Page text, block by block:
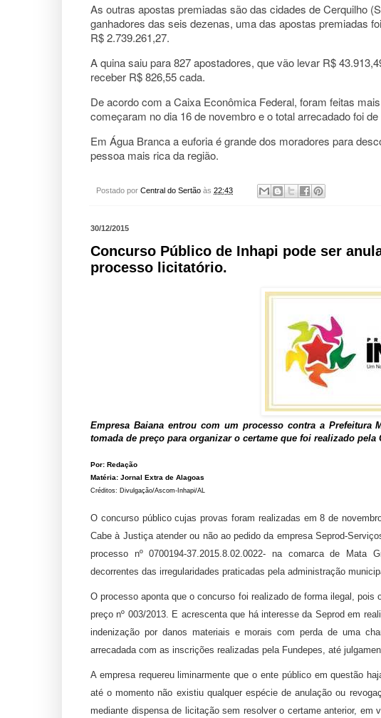
As outras apostas premiadas são das cidades de Cerquilho
ganhadores das seis dezenas, uma das apostas premiadas
R$ 2.739.261,27.
A quina saiu para 827 apostadores, que vão levar R$
receber R$ 826,55 cada.
De acordo com a Caixa Econômica Federal, foram feitas
começaram no dia 16 de novembro e o total arrecadado foi
Em Água Branca a euforia é grande dos moradores para
pessoa mais rica da região.
Postado por Central do Sertão às 22:43
30/12/2015
Concurso Público de Inhapi pode ser
processo licitatório.
Empresa Baiana entrou com um processo contra a Prefeitura
tomada de preço para organizar o certame que foi realizado pela
Por: Redação
Matéria: Jornal Extra de Alagoas
Créditos: Divulgação/Ascom-Inhapi/AL
O concurso público cujas provas foram realizadas em 8 de
Cabe à Justiça atender ou não ao pedido da empresa Seprod-
processo nº 0700194-37.2015.8.02.0022- na comarca de Mata
decorrentes das irregularidades praticadas pela administração
O processo aponta que o concurso foi realizado de forma ilegal,
preço nº 003/2013. E acrescenta que há interesse da Seprod em
indenização por danos materiais e morais com perda de uma
arrecadada com as inscrições realizadas pela Fundepes, até
A empresa requereu liminarmente que o ente público em questão
até o momento não existiu qualquer espécie de anulação ou
mediante dispensa de licitação sem resolver o certame anterior, em